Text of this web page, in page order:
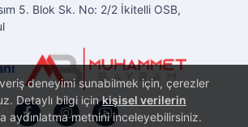
deneyimi sunabilmek için, çerezler
Detaylı bilgi içinkişisel verilerin
aydınlatma metnini inceleyebilirsiniz.
5. Blok Sk. No: 2/2 İkitelli OSB,